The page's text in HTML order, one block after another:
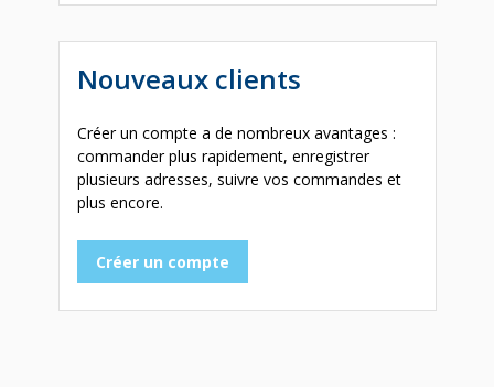
Nouveaux clients
Créer un compte a de nombreux avantages :
commander plus rapidement, enregistrer
plusieurs adresses, suivre vos commandes et
plus encore.
Créer un compte